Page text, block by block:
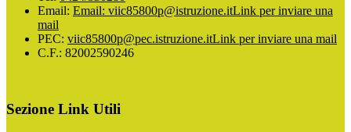
Email: Email: viic85800p@istruzione.itLink per inviare una
mail
PEC: viic85800p@pec.istruzione.itLink per inviare una mail
C.F.: 82002590246
Sezione Link Utili